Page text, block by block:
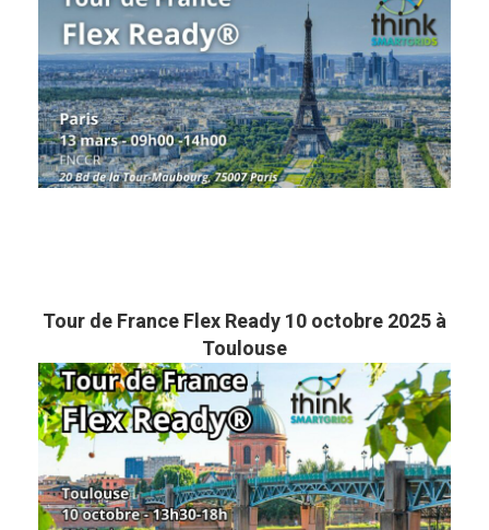
Tour de France Flex Ready 10 octobre 2025 à
Toulouse